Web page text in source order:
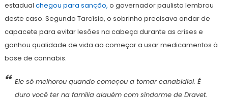
estadual chegou para sanção, o governador paulista lembrou
deste caso. Segundo Tarcísio, o sobrinho precisava andar de
capacete para evitar lesões na cabeça durante as crises e
ganhou qualidade de vida ao começar a usar medicamentos à
base de cannabis.
Ele só melhorou quando começou a tomar canabidiol. É
duro você ter na família alguém com síndorme de Dravet.